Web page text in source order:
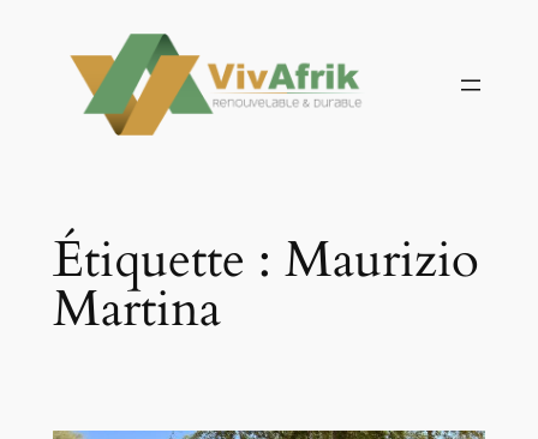
contenu
Étiquette : Maurizio
Martina